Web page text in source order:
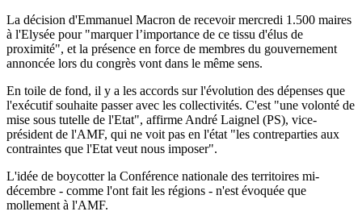
La décision d'Emmanuel Macron de recevoir mercredi 1.500 maires
à l'Elysée pour "marquer l’importance de ce tissu d'élus de
proximité", et la présence en force de membres du gouvernement
annoncée lors du congrès vont dans le même sens.
En toile de fond, il y a les accords sur l'évolution des dépenses que
l'exécutif souhaite passer avec les collectivités. C'est "une volonté de
mise sous tutelle de l'Etat", affirme André Laignel (PS), vice-
président de l'AMF, qui ne voit pas en l'état "les contreparties aux
contraintes que l'Etat veut nous imposer".
L'idée de boycotter la Conférence nationale des territoires mi-
décembre - comme l'ont fait les régions - n'est évoquée que
mollement à l'AMF.